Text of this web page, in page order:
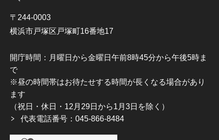
〒244-0003
横浜市戸塚区戸塚町16番地17
開庁時間：月曜日から金曜日午前8時45分から午後5時ま
で
※昼の時間帯はお待たせする時間が長くなる場合があり
ます
（祝日・休日・12月29日から1月3日を除く）
代表電話番号：045-866-8484